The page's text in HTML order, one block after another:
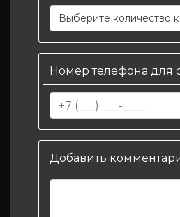
Выберите количество
Номер телефона для
Добавить